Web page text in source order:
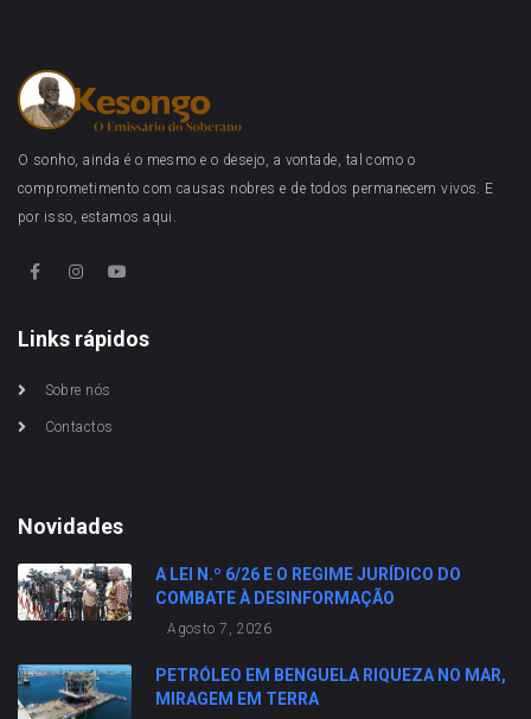
O sonho, ainda é o mesmo e o desejo, a vontade, tal como o
comprometimento com causas nobres e de todos permanecem vivos. E
por isso, estamos aqui.
Links rápidos
Sobre nós
Contactos
Novidades
A LEI N.º 6/26 E O REGIME JURÍDICO DO
COMBATE À DESINFORMAÇÃO
Agosto 7, 2026
PETRÓLEO EM BENGUELA RIQUEZA NO MAR,
MIRAGEM EM TERRA